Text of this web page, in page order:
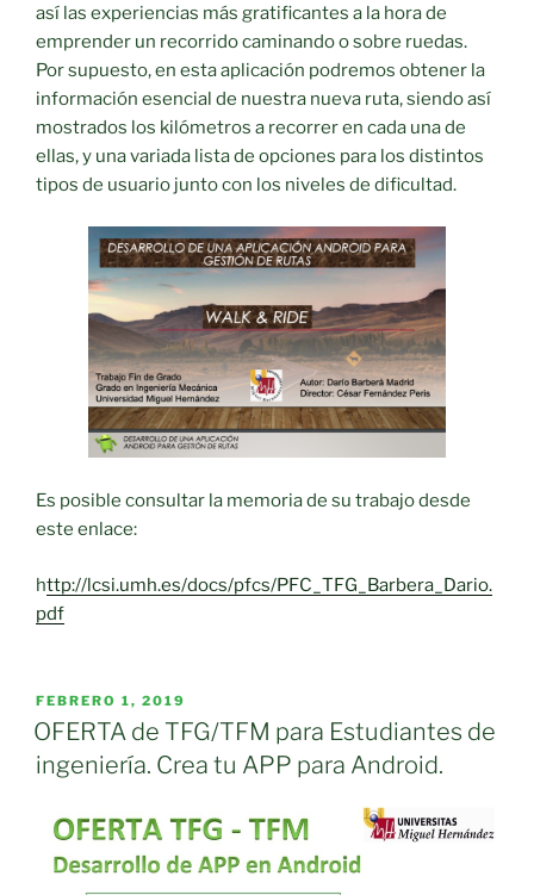
así las experiencias más gratificantes a la hora de
emprender un recorrido caminando o sobre ruedas.
Por supuesto, en esta aplicación podremos obtener la
información esencial de nuestra nueva ruta, siendo así
mostrados los kilómetros a recorrer en cada una de
ellas, y una variada lista de opciones para los distintos
tipos de usuario junto con los niveles de dificultad.
Es posible consultar la memoria de su trabajo desde
este enlace:
http://lcsi.umh.es/docs/pfcs/PFC_TFG_Barbera_Dario.
pdf
PUBLICADO
EL
FEBRERO 1, 2019
OFERTA de TFG/TFM para Estudiantes de
ingeniería. Crea tu APP para Android.